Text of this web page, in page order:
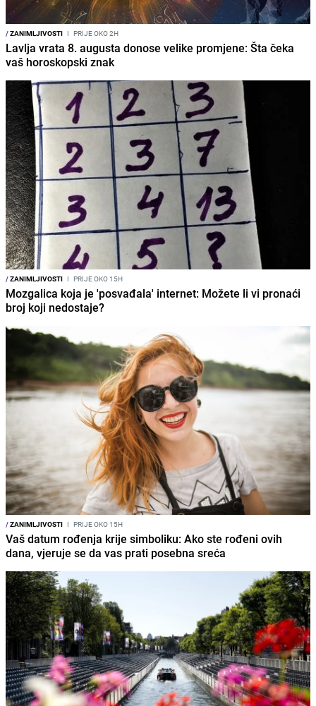
/ZANIMLJIVOSTI I PRIJE OKO 2H
Lavlja vrata 8. augusta donose velike promjene: Šta čeka
vaš horoskopski znak
/ZANIMLJIVOSTI I PRIJE OKO 15H
Mozgalica koja je 'posvađala' internet: Možete li vi pronaći
broj koji nedostaje?
/ZANIMLJIVOSTI I PRIJE OKO 15H
Vaš datum rođenja krije simboliku: Ako ste rođeni ovih
dana, vjeruje se da vas prati posebna sreća